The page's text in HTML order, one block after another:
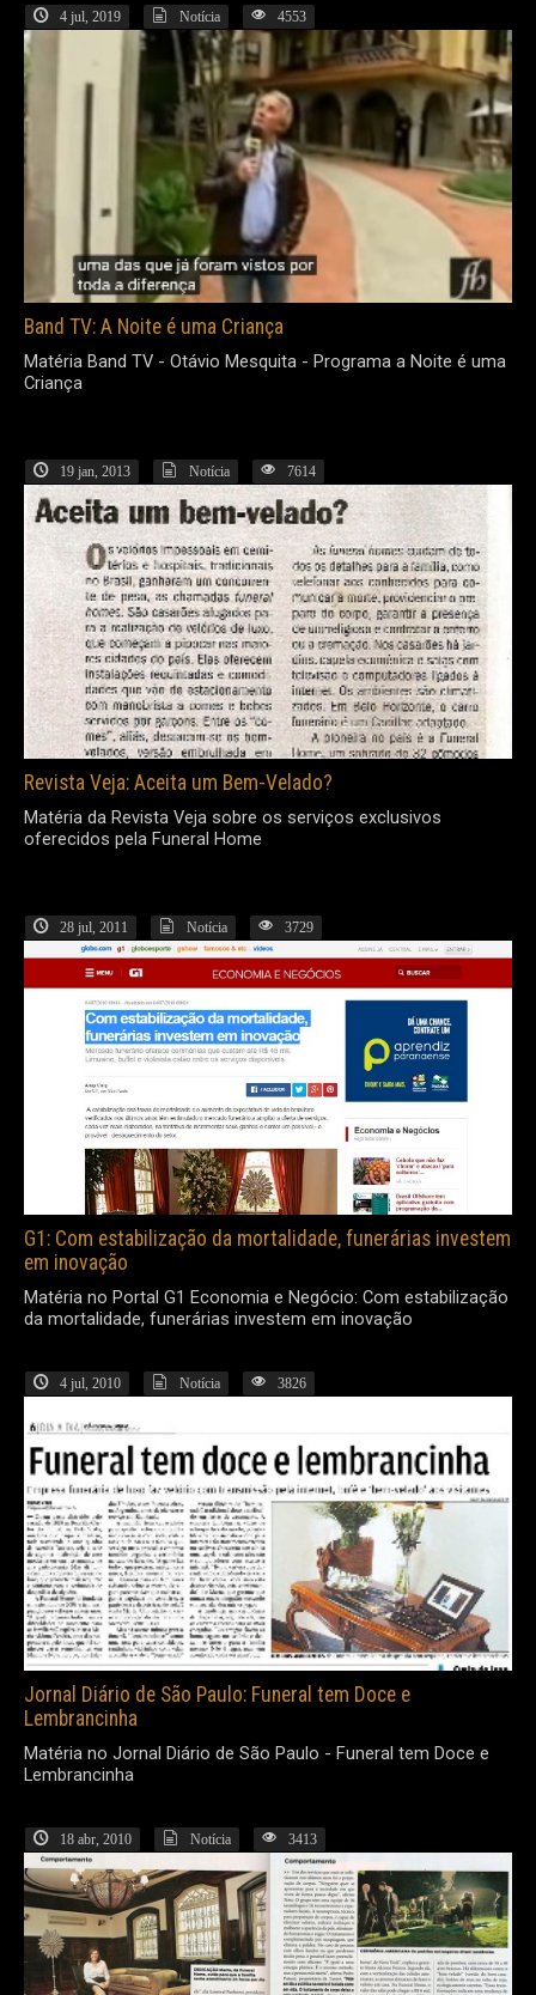
4 jul, 2019 Notícia 4553
Band TV: A Noite é uma Criança
Matéria Band TV - Otávio Mesquita - Programa a Noite é uma
Criança
19 jan, 2013 Notícia 7614
Revista Veja: Aceita um Bem-Velado?
Matéria da Revista Veja sobre os serviços exclusivos
oferecidos pela Funeral Home
28 jul, 2011 Notícia 3729
G1: Com estabilização da mortalidade, funerárias investem
em inovação
Matéria no Portal G1 Economia e Negócio: Com estabilização
da mortalidade, funerárias investem em inovação
4 jul, 2010 Notícia 3826
Jornal Diário de São Paulo: Funeral tem Doce e
Lembrancinha
Matéria no Jornal Diário de São Paulo - Funeral tem Doce e
Lembrancinha
18 abr, 2010 Notícia 3413